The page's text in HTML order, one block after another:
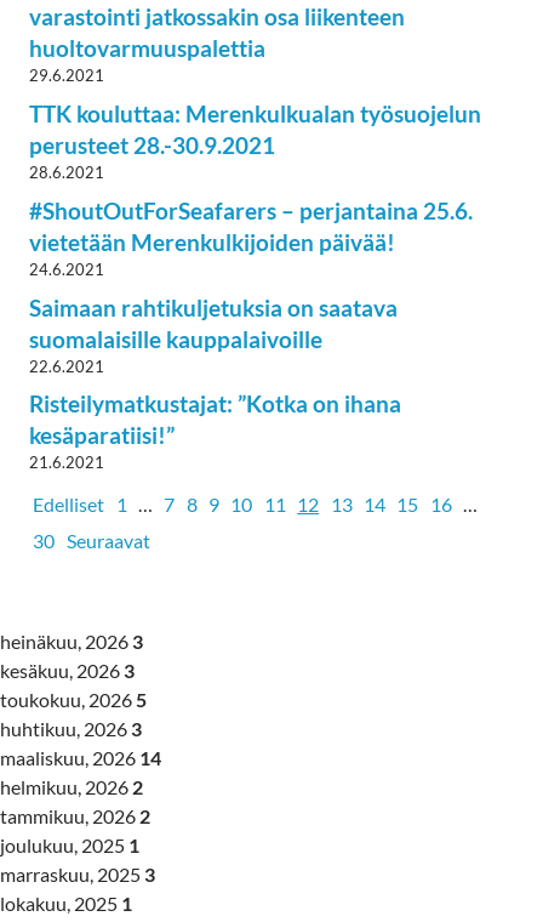
varastointi jatkossakin osa liikenteen
huoltovarmuuspalettia
29.6.2021
TTK kouluttaa: Merenkulkualan työsuojelun
perusteet 28.-30.9.2021
28.6.2021
#ShoutOutForSeafarers – perjantaina 25.6.
vietetään Merenkulkijoiden päivää!
24.6.2021
Saimaan rahtikuljetuksia on saatava
suomalaisille kauppalaivoille
22.6.2021
Risteilymatkustajat: ”Kotka on ihana
kesäparatiisi!”
21.6.2021
Edelliset 1 7 8 9 10 11 12 13 14 15 16
30 Seuraavat
heinäkuu, 2026 3
kesäkuu, 2026 3
toukokuu, 20265
huhtikuu, 2026 3
maaliskuu, 2026 14
helmikuu, 2026 2
tammikuu, 2026 2
joulukuu, 2025 1
marraskuu, 2025 3
lokakuu, 2025 1